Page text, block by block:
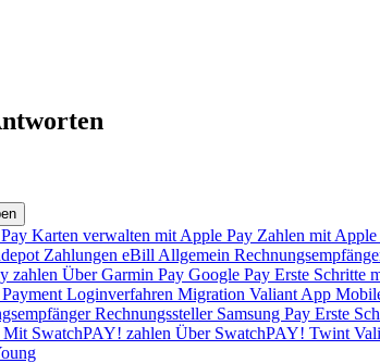
Karten verwalten mit Apple Pay Zahlen mit Apple
Zahlungen eBill Allgemein
zahlen Über Garmin Pay Google Pay Erste Schritte
Loginverfahren Migration Valiant App
Rechnungssteller Samsung Pay Erste
Mit SwatchPAY! zahlen Über SwatchPAY! Twint